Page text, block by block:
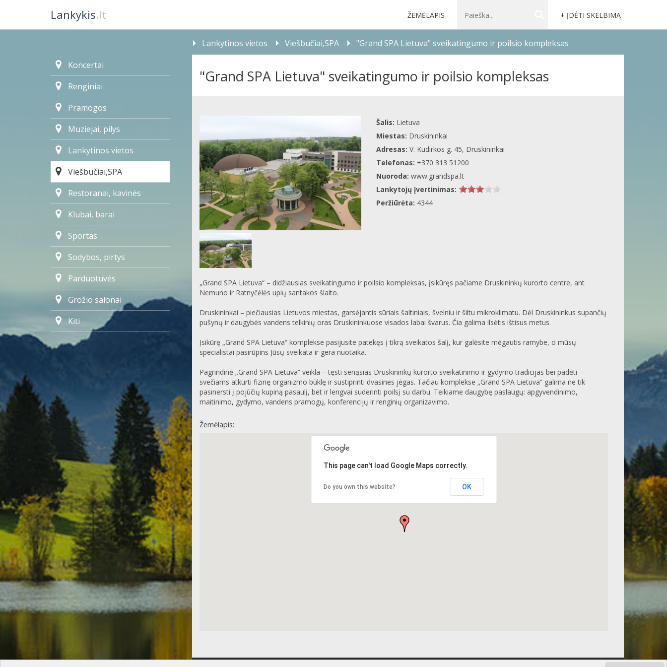
Lankykis.lt ŽEMĖLAPIS + ĮDĖTI SKELBIMĄ
Lankytinos vietos Viešbučiai,SPA
"Grand SPA Lietuva" sveikatingumo ir poilsio kompleksas
Koncertai
Renginiai
Pramogos
Muziejai, pilys
Lankytinos vietos
Viešbučiai,SPA
Restoranai, kavinės
Klubai, barai
Sportas
Sodybos, pirtys
Parduotuvės
Grožio salonai
Kiti
"Grand SPA Lietuva" sveikatingumo ir poilsio kompleksas
Šalis: Lietuva
Miestas: Druskininkai
Adresas: V. Kudirkos g. 45, Druskininkai
Telefonas: +370 313 51200
Nuoroda: www.grandspa.lt
Lankytojų įvertinimas:
Peržiūrėta: 4344
„Grand SPA Lietuva“ – didžiausias sveikatingumo ir poilsio kompleksas, įsikūręs pačiame Druskininkų kurorto centre, ant
Nemuno ir Ratnyčėlės upių santakos šlaito.
Druskininkai – piečiausias Lietuvos miestas, garsėjantis sūriais šaltiniais, švelniu ir šiltu mikroklimatu. Dėl Druskininkus supančių
pušynų ir daugybės vandens telkinių oras Druskininkuose visados labai švarus. Čia galima ilsėtis ištisus metus.
Įsikūrę „Grand SPA Lietuva“ komplekse pasijusite patekęs į tikrą sveikatos šalį, kur galėsite mėgautis ramybe, o mūsų
specialistai pasirūpins Jūsų sveikata ir gera nuotaika.
Pagrindinė „Grand SPA Lietuva“ veikla – tęsti senąsias Druskininkų kurorto sveikatinimo ir gydymo tradicijas bei padėti
svečiams atkurti fizinę organizmo būklę ir sustiprinti dvasines jėgas. Tačiau komplekse „Grand SPA Lietuva“ galima ne tik
pasinersti į pojūčių kupiną pasaulį, bet ir lengvai suderinti poilsį su darbu. Teikiame daugybę paslaugų: apgyvendinimo,
maitinimo, gydymo, vandens pramogų, konferencijų ir renginių organizavimo.
Žemėlapis:
This page can't load Google Maps correctly.
Do you own this website? OK